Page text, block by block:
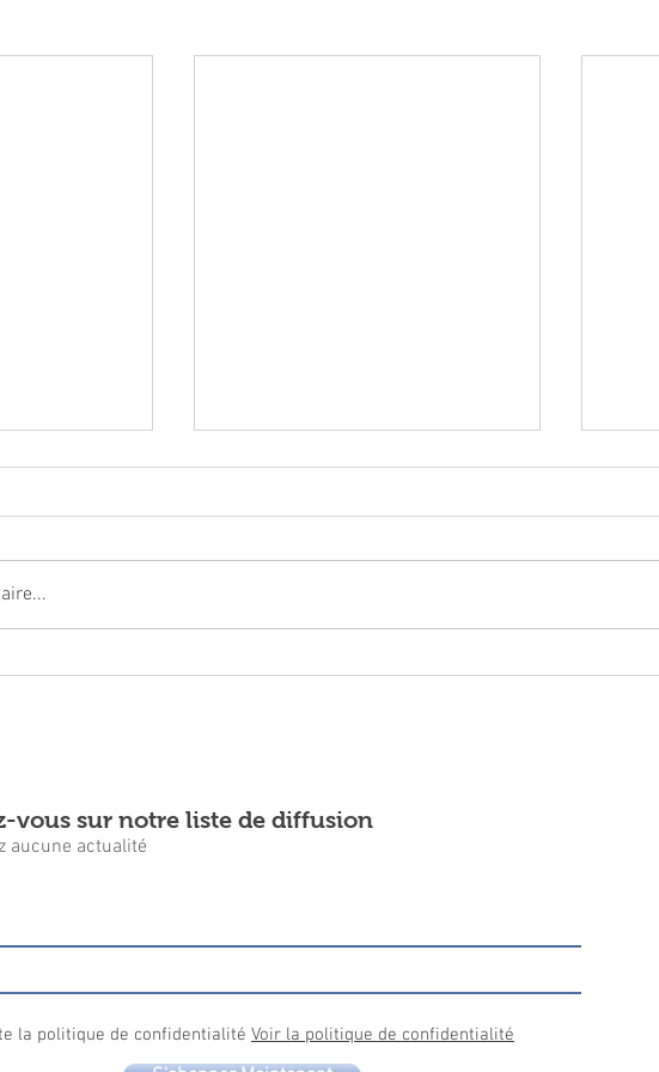
an
Noël 2025
vous sur notre liste de diffusion
aucune actualité
la politique de confidentialité Voir la politique de confidentialité